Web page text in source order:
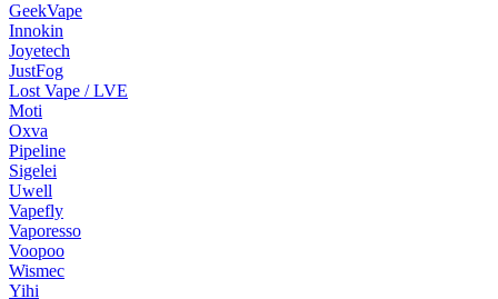
GeekVape
Innokin
Joyetech
JustFog
Lost Vape / LVE
Moti
Oxva
Pipeline
Sigelei
Uwell
Vapefly
Vaporesso
Voopoo
Wismec
Yihi